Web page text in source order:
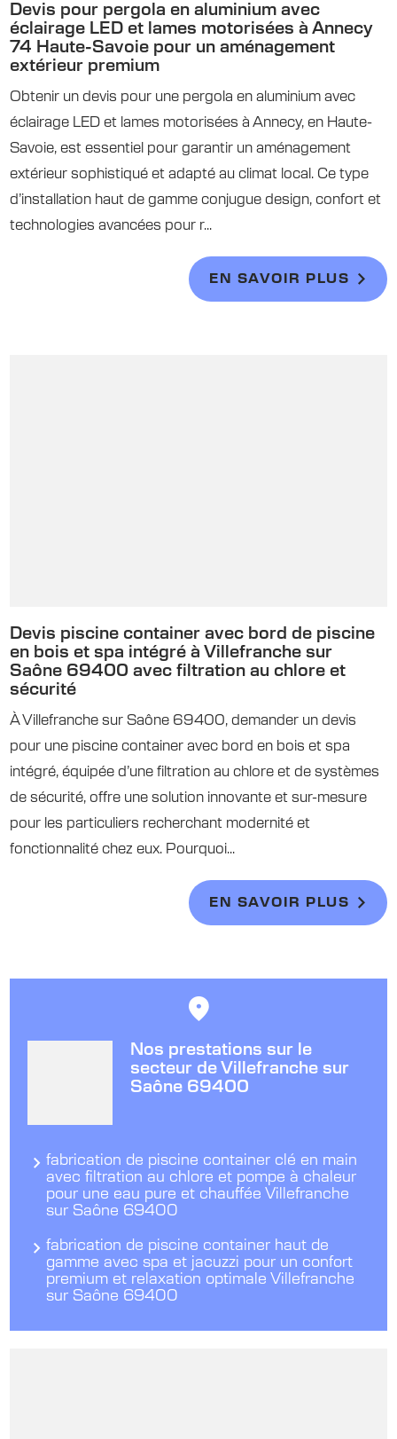
Devis pour pergola en aluminium avec
éclairage LED et lames motorisées à Annecy
74 Haute-Savoie pour un aménagement
extérieur premium
Obtenir un devis pour une pergola en aluminium avec
éclairage LED et lames motorisées à Annecy, en Haute-
Savoie, est essentiel pour garantir un aménagement
extérieur sophistiqué et adapté au climat local. Ce type
d’installation haut de gamme conjugue design, confort et
technologies avancées pour r...
EN SAVOIR PLUS
Devis piscine container avec bord de piscine
en bois et spa intégré à Villefranche sur
Saône 69400 avec filtration au chlore et
sécurité
À Villefranche sur Saône 69400, demander un devis
pour une piscine container avec bord en bois et spa
intégré, équipée d’une filtration au chlore et de systèmes
de sécurité, offre une solution innovante et sur-mesure
pour les particuliers recherchant modernité et
fonctionnalité chez eux. Pourquoi...
EN SAVOIR PLUS
Nos prestations sur le
secteur de Villefranche sur
Saône 69400
fabrication de piscine container clé en main
avec filtration au chlore et pompe à chaleur
pour une eau pure et chauffée Villefranche
sur Saône 69400
fabrication de piscine container haut de
gamme avec spa et jacuzzi pour un confort
premium et relaxation optimale Villefranche
sur Saône 69400